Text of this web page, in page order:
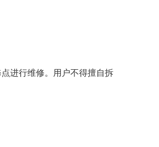
进行维修。用户不得擅自拆